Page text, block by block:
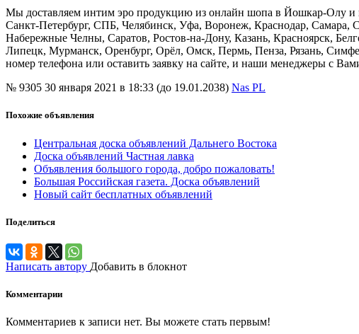
Мы доставляем интим эро продукцию из онлайн шопа в Йошкар-Олу и
Санкт-Петербург, СПБ, Челябинск, Уфа, Воронеж, Краснодар, Самара,
Набережные Челны, Саратов, Ростов-на-Дону, Казань, Красноярск,
Липецк, Мурманск, Оренбург, Орёл, Омск, Пермь, Пенза, Рязань,
номер телефона или оставить заявку на сайте, и наши менеджеры с
№ 9305 30 января 2021 в 18:33 (до 19.01.2038) Nas PL
Похожие объявления
Центральная доска объявлений Дальнего Востока
Доска объявлений Частная лавка
Объявления большого города, добро пожаловать!
Большая Российская газета. Доска объявлений
Новый сайт бесплатных объявлений
Поделиться
Написать автору Добавить в блокнот
Комментарии
Комментариев к записи нет. Вы можете стать первым!